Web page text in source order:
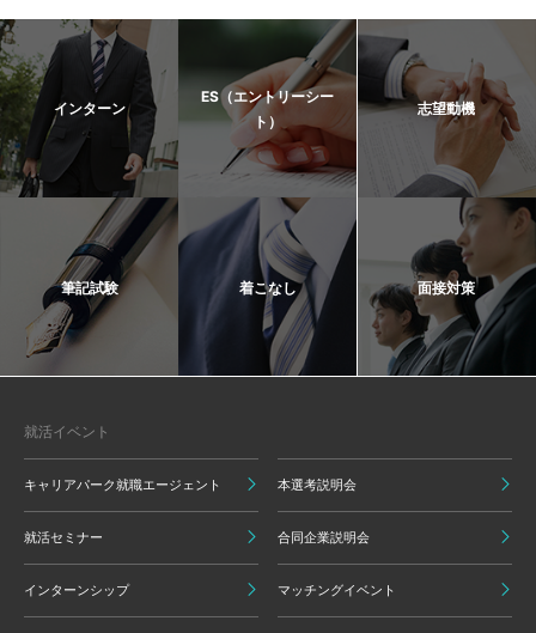
インターン
ES（エントリーシー
ト）
志望動機
筆記試験 着こなし 面接対策
就活イベント
キャリアパーク就職エージェント 本選考説明会
就活セミナー 合同企業説明会
インターンシップ マッチングイベント